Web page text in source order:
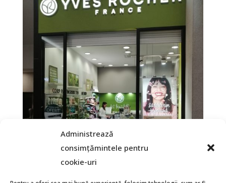
Administrează
consimțămintele pentru
cookie-uri